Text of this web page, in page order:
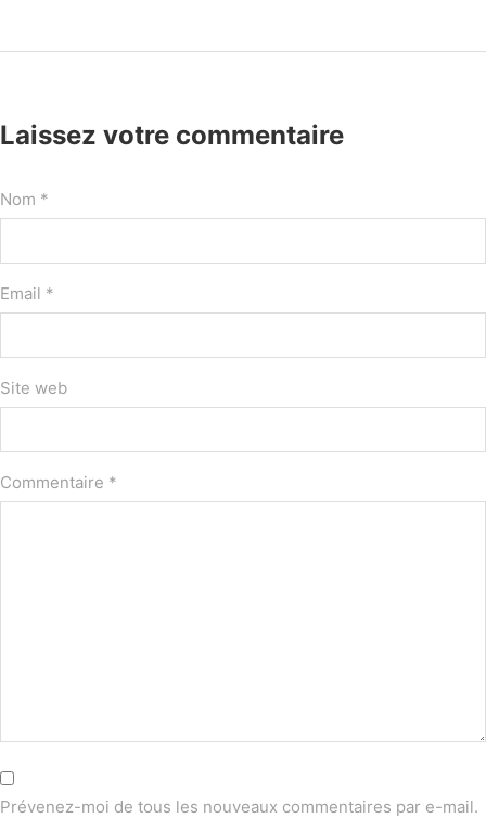
Laissez votre commentaire
Nom *
Email *
Site web
Commentaire *
Prévenez-moi de tous les nouveaux commentaires par e-mail.